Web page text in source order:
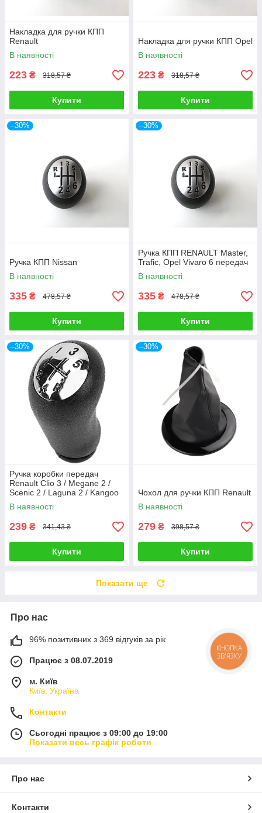
Накладка для ручки КПП
Renault
В наявності
223 ₴ 318,57 ₴
Купити
Накладка для ручки КПП Opel
В наявності
223 ₴ 318,57 ₴
Купити
–30%
Ручка КПП Nissan
В наявності
335 ₴ 478,57 ₴
Купити
–30%
Ручка КПП RENAULT Master,
Trafic, Opel Vivaro 6 передач
В наявності
335 ₴ 478,57 ₴
Купити
–30%
Ручка коробки передач
Renault Clio 3 / Megane 2 /
Scenic 2 / Laguna 2 / Kangoo
Espace 4, штатна ручка КПП
В наявності
239 ₴ 341,43 ₴
Купити
–30%
Чохол для ручки КПП Renault
В наявності
279 ₴ 398,57 ₴
Купити
Показати ще
Про нас
96% позитивних з 369 відгуків за рік
Працює з 08.07.2019
м. Київ
Київ, Україна
Контакти
Сьогодні працює з 09:00 до 19:00
Показати весь графік роботи
Про нас
Контакти
КНОПКА
ЗВ'ЯЗКУ